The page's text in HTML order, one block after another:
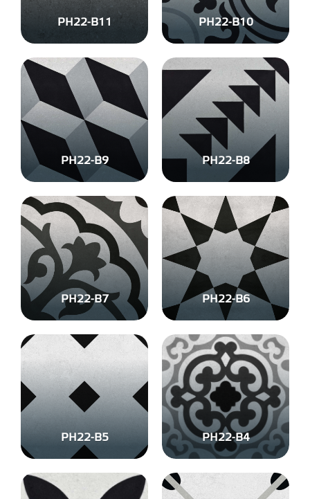
PH22-B11 PH22-B10
PH22-B9 PH22-B8
PH22-B7 PH22-B6
PH22-B5 PH22-B4